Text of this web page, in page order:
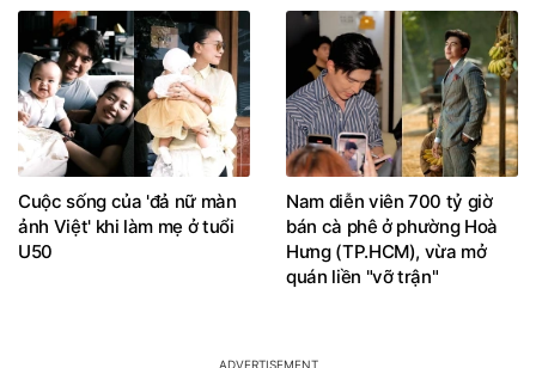
Cuộc sống của 'đả nữ màn
ảnh Việt' khi làm mẹ ở tuổi
U50
Nam diễn viên 700 tỷ giờ
bán cà phê ở phường Hoà
Hưng (TP.HCM), vừa mở
quán liền "vỡ trận"